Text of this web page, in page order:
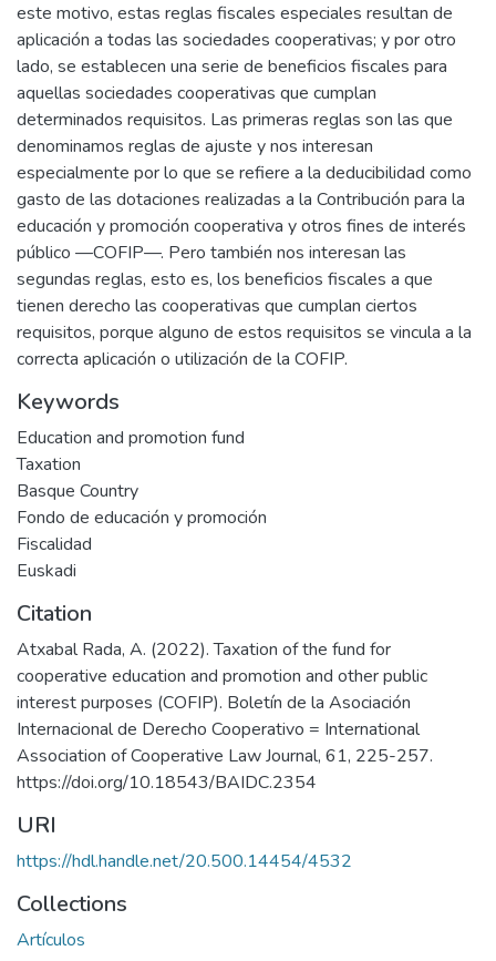
este motivo, estas reglas fiscales especiales resultan de
aplicación a todas las sociedades cooperativas; y por otro
lado, se establecen una serie de beneficios fiscales para
aquellas sociedades cooperativas que cumplan
determinados requisitos. Las primeras reglas son las que
denominamos reglas de ajuste y nos interesan
especialmente por lo que se refiere a la deducibilidad como
gasto de las dotaciones realizadas a la Contribución para la
educación y promoción cooperativa y otros fines de interés
público —COFIP—. Pero también nos interesan las
segundas reglas, esto es, los beneficios fiscales a que
tienen derecho las cooperativas que cumplan ciertos
requisitos, porque alguno de estos requisitos se vincula a la
correcta aplicación o utilización de la COFIP.
Keywords
Education and promotion fund
Taxation
Basque Country
Fondo de educación y promoción
Fiscalidad
Euskadi
Citation
Atxabal Rada, A. (2022). Taxation of the fund for
cooperative education and promotion and other public
interest purposes (COFIP). Boletín de la Asociación
Internacional de Derecho Cooperativo = International
Association of Cooperative Law Journal, 61, 225-257.
https://doi.org/10.18543/BAIDC.2354
URI
https://hdl.handle.net/20.500.14454/4532
Collections
Artículos